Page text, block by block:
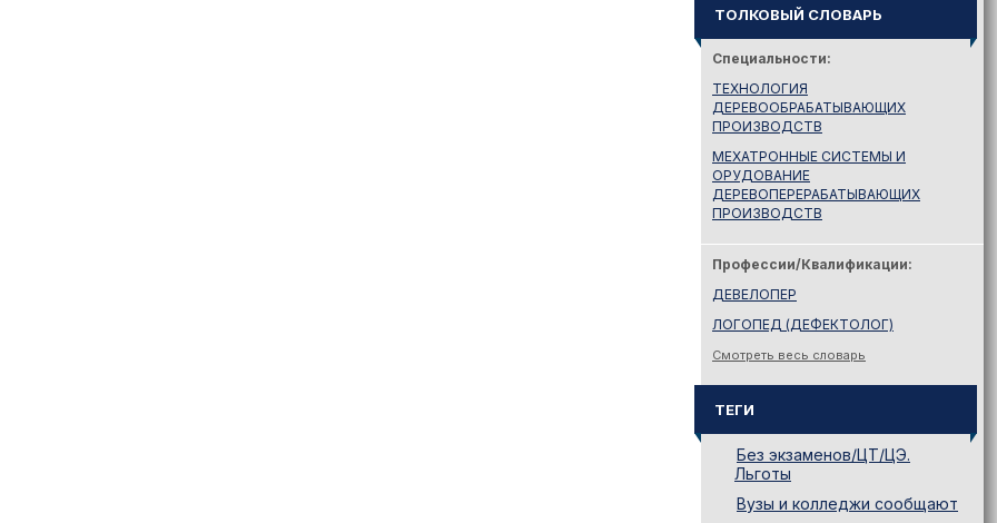
ТОЛКОВЫЙ СЛОВАРЬ
Специальности:
ТЕХНОЛОГИЯ
ДЕРЕВООБРАБАТЫВАЮЩИХ
ПРОИЗВОДСТВ
МЕХАТРОННЫЕ СИСТЕМЫ И
ОРУДОВАНИЕ
ДЕРЕВОПЕРЕРАБАТЫВАЮЩИХ
ПРОИЗВОДСТВ
Профессии/Квалификации:
ДЕВЕЛОПЕР
ЛОГОПЕД (ДЕФЕКТОЛОГ)
Смотреть весь словарь
ТЕГИ
Без экзаменов/ЦТ/ЦЭ.
Льготы
Вузы и колледжи сообщают